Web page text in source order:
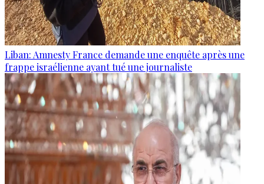
Liban: Amnesty France demande une enquête après une
frappe israélienne ayant tué une journaliste